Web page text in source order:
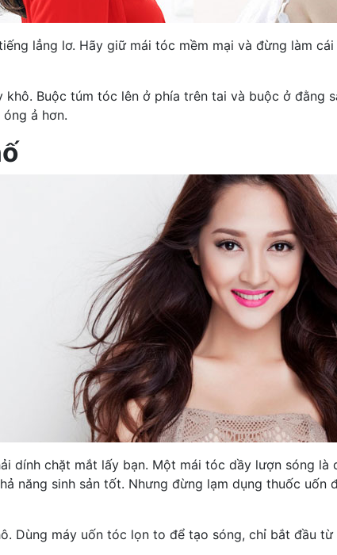
lẳng lơ. Hãy giữ mái tóc mềm mại và đừng làm
Buộc túm tóc lên ở phía trên tai và buộc ở đằng
ả hơn.
dính chặt mắt lấy bạn. Một mái tóc dầy lượn sóng
năng sinh sản tốt. Nhưng đừng lạm dụng thuốc
Dùng máy uốn tóc lọn to để tạo sóng, chỉ bắt đầu